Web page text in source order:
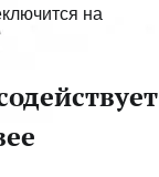
на